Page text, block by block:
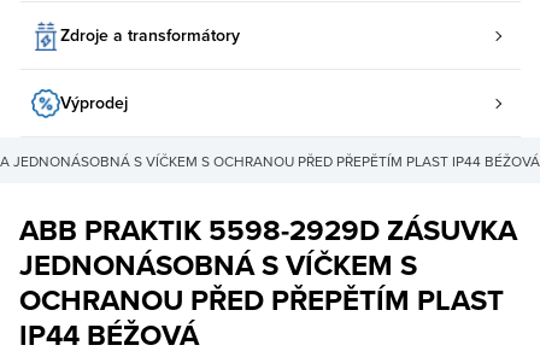
Zdroje a transformátory
Výprodej
S VÍČKEM S OCHRANOU PŘED PŘEPĚTÍM PLAST IP44 BÉŽOVÁ
ABB PRAKTIK 5598-2929D ZÁSUVKA
JEDNONÁSOBNÁ S VÍČKEM S
OCHRANOU PŘED PŘEPĚTÍM PLAST
IP44 BÉŽOVÁ